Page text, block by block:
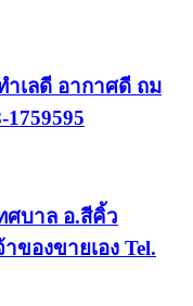
เลดี อากาศดี ถม
ศบาล อ.สีคิ้ว
ของขายเอง Tel.